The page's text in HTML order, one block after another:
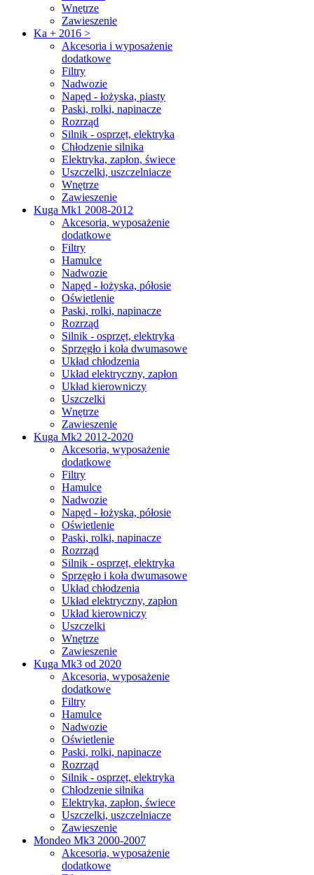
Wnętrze
Zawieszenie
Ka + 2016 >
Akcesoria i wyposażenie
dodatkowe
Filtry
Nadwozie
Napęd - łożyska, piasty
Paski, rolki, napinacze
Rozrząd
Silnik - osprzęt, elektryka
Chłodzenie silnika
Elektryka, zapłon, świece
Uszczelki, uszczelniacze
Wnętrze
Zawieszenie
Kuga Mk1 2008-2012
Akcesoria, wyposażenie
dodatkowe
Filtry
Hamulce
Nadwozie
Napęd - łożyska, półosie
Oświetlenie
Paski, rolki, napinacze
Rozrząd
Silnik - osprzęt, elektryka
Sprzęgło i koła dwumasowe
Układ chłodzenia
Układ elektryczny, zapłon
Układ kierowniczy
Uszczelki
Wnętrze
Zawieszenie
Kuga Mk2 2012-2020
Akcesoria, wyposażenie
dodatkowe
Filtry
Hamulce
Nadwozie
Napęd - łożyska, półosie
Oświetlenie
Paski, rolki, napinacze
Rozrząd
Silnik - osprzęt, elektryka
Sprzęgło i koła dwumasowe
Układ chłodzenia
Układ elektryczny, zapłon
Układ kierowniczy
Uszczelki
Wnętrze
Zawieszenie
Kuga Mk3 od 2020
Akcesoria, wyposażenie
dodatkowe
Filtry
Hamulce
Nadwozie
Oświetlenie
Paski, rolki, napinacze
Rozrząd
Silnik - osprzęt, elektryka
Chłodzenie silnika
Elektryka, zapłon, świece
Uszczelki, uszczelniacze
Zawieszenie
Mondeo Mk3 2000-2007
Akcesoria, wyposażenie
dodatkowe